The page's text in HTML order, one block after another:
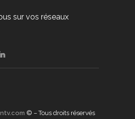
sur vos réseaux
© – Tous droits réservés